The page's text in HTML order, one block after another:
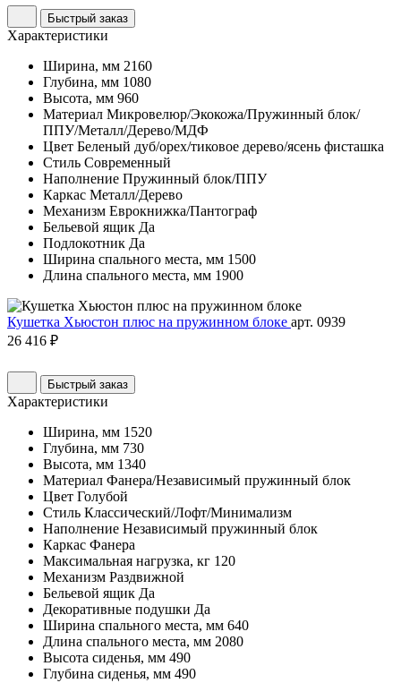
Быстрый заказ
Характеристики
Ширина, мм 2160
Глубина, мм 1080
Высота, мм 960
Материал Микровелюр/Экокожа/Пружинный блок/
ППУ/Металл/Дерево/МДФ
Цвет Беленый дуб/орех/тиковое дерево/ясень фисташка
Стиль Современный
Наполнение Пружинный блок/ППУ
Каркас Металл/Дерево
Механизм Еврокнижка/Пантограф
Бельевой ящик Да
Подлокотник Да
Ширина спального места, мм 1500
Длина спального места, мм 1900
Кушетка Хьюстон плюс на пружинном блоке арт. 0939
26 416 ₽
Быстрый заказ
Характеристики
Ширина, мм 1520
Глубина, мм 730
Высота, мм 1340
Материал Фанера/Независимый пружинный блок
Цвет Голубой
Стиль Классический/Лофт/Минимализм
Наполнение Независимый пружинный блок
Каркас Фанера
Максимальная нагрузка, кг 120
Механизм Раздвижной
Бельевой ящик Да
Декоративные подушки Да
Ширина спального места, мм 640
Длина спального места, мм 2080
Высота сиденья, мм 490
Глубина сиденья, мм 490